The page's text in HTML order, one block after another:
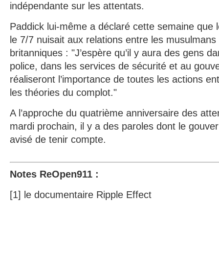
indépendante sur les attentats.
Paddick lui-même a déclaré cette semaine que
le 7/7 nuisait aux relations entre les
britanniques : "J’espère qu’il y aura des gens
police, dans les services de sécurité et au
réaliseront l’importance de toutes les actions
les théories du complot."
A l’approche du quatrième anniversaire des
mardi prochain, il y a des paroles dont le
avisé de tenir compte.
Notes ReOpen911 :
[1] le documentaire Ripple Effect